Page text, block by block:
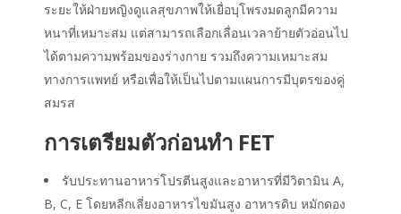
ระยะให้ฝ่ายหญิงดูแลสุขภาพให้เยื่อบุโพรงมดลูกมีความ
หนาที่เหมาะสม แต่สามารถเลือกเลื่อนเวลาย้ายตัวอ่อนไป
ได้ตามความพร้อมของร่างกาย รวมถึงความเหมาะสม
ทางการแพทย์ หรือเพื่อให้เป็นไปตามแผนการมีบุตรของคู่
สมรส
การเตรียมตัวก่อนทำ FET
รับประทานอาหารโปรตีนสูงและอาหารที่มีวิตามิน A,
B, C, E โดยหลีกเลี่ยงอาหารไขมันสูง อาหารดิบ หมักดอง